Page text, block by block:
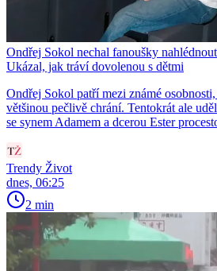
Ondřej Sokol nechal fanoušky
Ukázal, jak tráví dovolenou s dětmi
Ondřej Sokol patří mezi známé
většinou pečlivě chrání. Tentokrát ale
se synem Adamem a dcerou Ester
Trendy Život
dnes, 06:25
2 min